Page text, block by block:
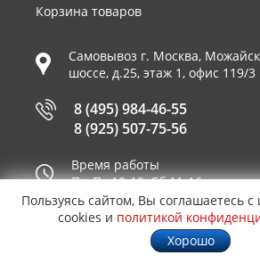
Корзина товаров
Самовывоз г. Москва,
шоссе, д.25, этаж 1, офис 119/3
8 (495) 984-46-55
8 (925) 507-75-56
Время работы
Пн-Пт 10-19, Сб 11-16
Принимаем к оплате
Пользуясь сайтом, Вы соглашаетесь
cookies и политикой
Хорошо